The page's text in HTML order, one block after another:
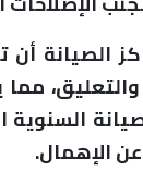
الصيانة
السنوية
الإهمال.